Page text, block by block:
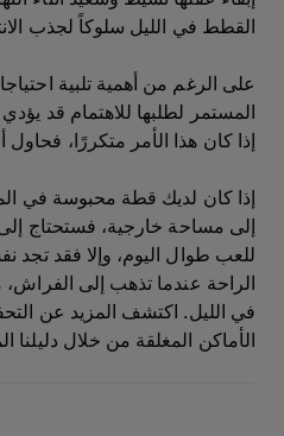
القطط في الليل سلوكاً لجذب
على الرغم من أهمية تلبية
المستمر لطلبها للاهتمام قد
إذا كان هذا الأمر متكررًا، فحاول
إذا كان لديك قطة محبوسة في
إلى مساحة خارجية، فستحتاج
للعب طوال اليوم، وإلا فقد
الراحة عندما تذهب إلى
في الليل. اكتشف المزيد عن
الأماكن المغلقة من خلال دليلنا